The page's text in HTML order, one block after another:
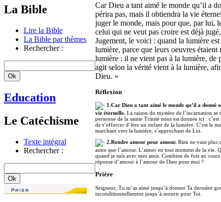
La Bible
Lire la Bible
La Bible par thèmes
Rechercher :
Education
Le Catéchisme
Texte intégral
Rechercher :
Car Dieu a tant aimé le monde qu’il a
périra pas, mais il obtiendra la vie
juger le monde, mais pour que, par lui,
celui qui ne veut pas croire est déjà
Jugement, le voici : quand la lumière
lumière, parce que leurs oeuvres
lumière : il ne vient pas à la lumière, de
agit selon la vérité vient à la lumière,
Dieu. »
Réflexion
1.Car Dieu a tant aimé le monde qu’il a
vie éternelle. La raison du mystère de l’incarnation se
personne de la sainte Trinité nous est donnée ici :
de s’efforcer d’être un enfant de la lumière. C’est le
marchant vers la lumière, s’approchant de Lui.
2.Rendre amour pour amour. Rien ne vaut plus
autre que l’amour. L’aimer en tout moment de la
quand je suis avec mes amis. Combien de fois au
réponse d’amour à l’amour de Dieu pour moi ?
Prière
Seigneur, Tu m’as aimé jusqu’à donner Ta dernière
inconditionnellement jusqu’à mourir pour Toi.